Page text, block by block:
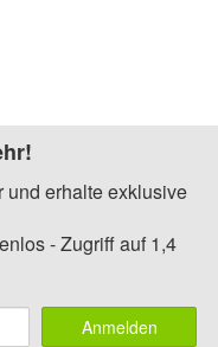
und erhalte exklusive
- Zugriff auf 1,4
Anmelden